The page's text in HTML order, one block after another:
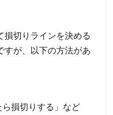
損切りラインを決める
すが、以下の方法があ
ら損切りする」など